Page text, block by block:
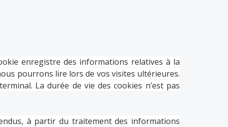
enregistre des informations relatives à la
pourrons lire lors de vos visites ultérieures.
La durée de vie des cookies n’est pas
à partir du traitement des informations